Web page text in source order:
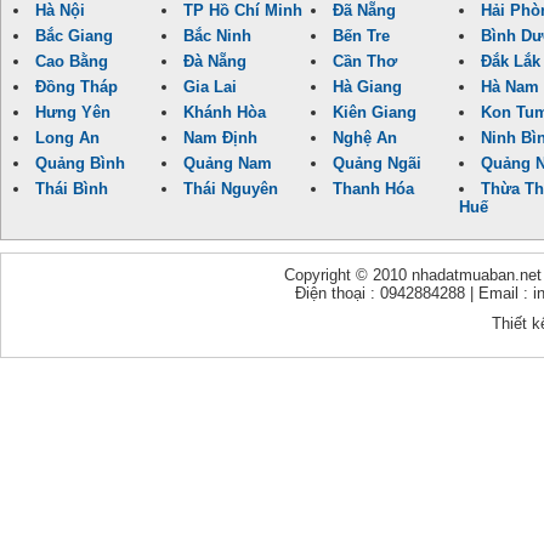
Hà Nội TP Hồ Chí Minh Đã Nẵng
Hải
Bắc Giang
Bắc Ninh Bến Tre
Bình
Cao Bằng
Đà Nẵng Cần Thơ
Đắk Lắk
Đồng Tháp
Gia Lai Hà Giang
Hà Nam
Hưng Yên
Khánh Hòa Kiên Giang
Kon
Long An
Nam Định Nghệ An
Ninh
Quảng Bình
Quảng Nam Quảng Ngãi
Quảng
Thái Bình
Thái Nguyên Thanh Hóa
Thừa
Huế
Copyright © 2010
Điện thoại : 0942884288 | Email :
Thiết